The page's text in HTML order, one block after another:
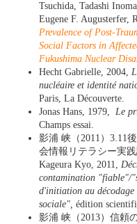
Tsuchida, Tadashi
Eugene F. Augusterfer,
Prevalence of Post-
Social Factors in
Fukushima Nuclear
Hecht Gabrielle, 2004,
nucléaire et identité
Paris, La Découverte.
Jonas Hans, 1979, Le
Champs essai.
影浦 峡（2011）3.11
会情報リテラシー実
Kageura Kyo, 2011,
contamination "fiable"/
d'initiation au
sociale", édition
影浦 峡（2013）信頼